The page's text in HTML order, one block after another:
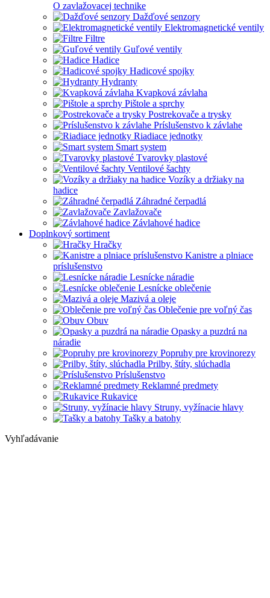
O zavlažovacej technike
Dažďové senzory
Elektromagnetické ventily
Filtre
Guľové ventily
Hadice
Hadicové spojky
Hydranty
Kvapková závlaha
Pištole a sprchy
Postrekovače a trysky
Príslušenstvo k závlahe
Riadiace jednotky
Smart system
Tvarovky plastové
Ventilové šachty
Vozíky a držiaky na
hadice
Záhradné čerpadlá
Zavlažovače
Závlahové hadice
Doplnkový sortiment
Hračky
Kanistre a plniace
príslušenstvo
Lesnícke náradie
Lesnícke oblečenie
Mazivá a oleje
Oblečenie pre voľný čas
Obuv
Opasky a puzdrá na
náradie
Popruhy pre krovinorezy
Prilby, štíty, slúchadla
Príslušenstvo
Reklamné predmety
Rukavice
Struny, vyžínacie hlavy
Tašky a batohy
Vyhľadávanie